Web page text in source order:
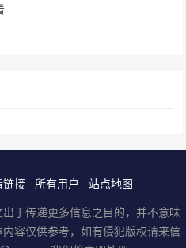
链接 所有用户
站点地图
于传递更多信息之目的，并不意味
容仅供参考，如有侵犯版权请来信